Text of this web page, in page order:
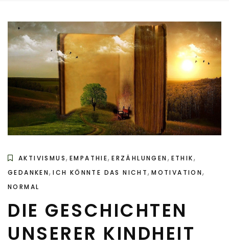
AKTIVISMUS, EMPATHIE,ERZÄHLUNGEN , ETHIK,
GEDANKEN,ICH KÖNNTE DAS NICHT,MOTIVATION,
NORMAL
DIE GESCHICHTEN
UNSERER KINDHEIT